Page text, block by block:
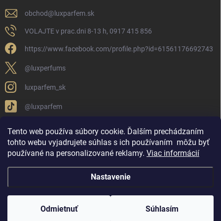
Tento web používa súbory cookie. Ďalším prechádzaním
tohto webu vyjadrujete súhlas s ich používaním môžu byť
používané na personalizované reklamy. Viac informácií
Nastavenie
Odmietnuť Súhlasím
obchod@ luxparfem.sk
VOLAJTE v prac.dni 8-13 h, 0917 415 856
https://www.facebook.com/profile.php?id=61561176692743
@luxperfums
luxparfem_sk
@luxparfem
LUX PARFÉM NOVÁKY
Lux Parfém Skupina na FB
Lux Parfum - Česká Republika
Lux Parfumok - Hungary
Copyright 2026LUX PARFÉM. Všetky práva vyhradené.Upraviť nastavenie